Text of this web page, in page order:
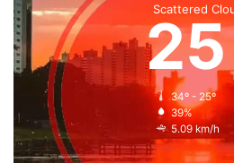
Scattered
34º - 25º
39%
5.09 km/h